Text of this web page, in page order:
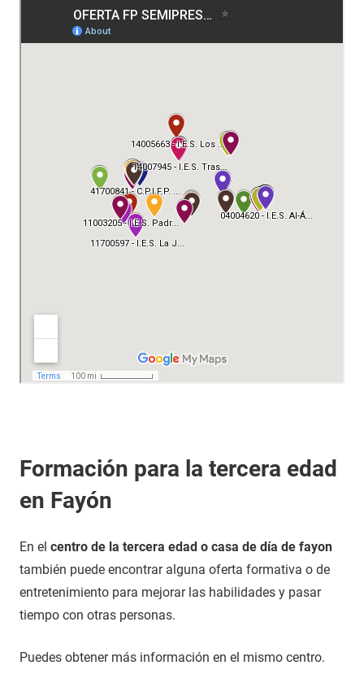
Formación para la tercera edad
en Fayón
En el centro de la tercera edad o casa de día de fayon
también puede encontrar alguna oferta formativa o de
entretenimiento para mejorar las habilidades y pasar
tiempo con otras personas.
Puedes obtener más información en el mismo centro.